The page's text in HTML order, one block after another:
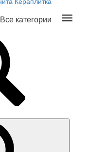
Все категории